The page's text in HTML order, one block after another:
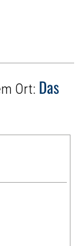
Ort: Das